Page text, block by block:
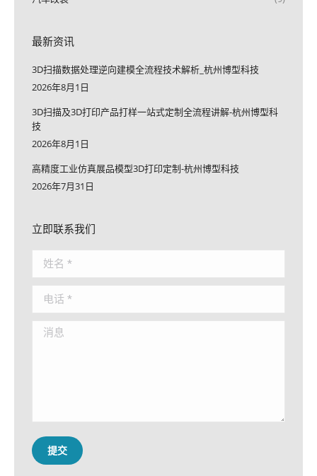
最新资讯
3D扫描数据处理逆向建模全流程技术解析_杭州博型科技
2026年8月1日
3D扫描及3D打印产品打样一站式定制全流程讲解-杭州博型科
技
2026年8月1日
高精度工业仿真展品模型3D打印定制-杭州博型科技
2026年7月31日
立即联系我们
姓名 *
电话 *
消息
提交